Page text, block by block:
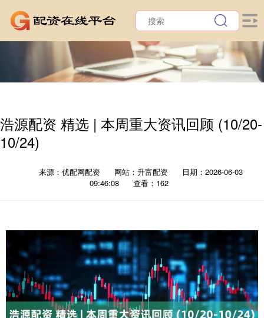
浩源配资 精选 | 本周重大资讯回顾 (10/20-
10/24)
来源：优配网配资 网站：升富配资
日期：2026-06-03
09:46:08
查看：162